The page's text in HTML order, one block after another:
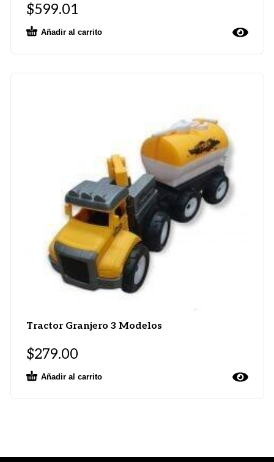
$599.01
Añadir al carrito
Tractor Granjero 3 Modelos
$279.00
Añadir al carrito